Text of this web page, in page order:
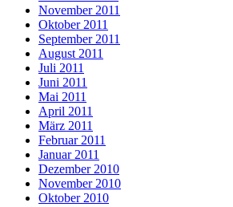
November 2011
Oktober 2011
September 2011
August 2011
Juli 2011
Juni 2011
Mai 2011
April 2011
März 2011
Februar 2011
Januar 2011
Dezember 2010
November 2010
Oktober 2010